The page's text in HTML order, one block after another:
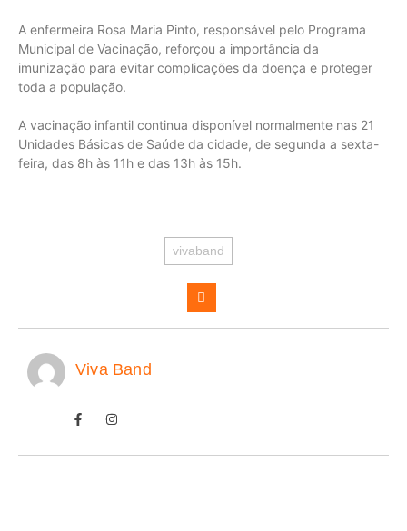
A enfermeira Rosa Maria Pinto, responsável pelo Programa
Municipal de Vacinação, reforçou a importância da
imunização para evitar complicações da doença e proteger
toda a população.
A vacinação infantil continua disponível normalmente nas 21
Unidades Básicas de Saúde da cidade, de segunda a sexta-
feira, das 8h às 11h e das 13h às 15h.
vivaband
Viva Band